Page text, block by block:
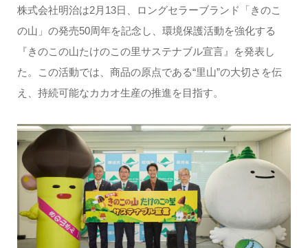
株式会社明治は2月13日、ロングセラーブランド「きのこ
の山」の発売50周年を記念し、環境保護活動を強化する
『きのこの山たけのこの里サステナブル宣言』を発表し
た。この活動では、商品の原点である“里山”の大切さを伝
え、持続可能なカカオ生産の推進を目指す。